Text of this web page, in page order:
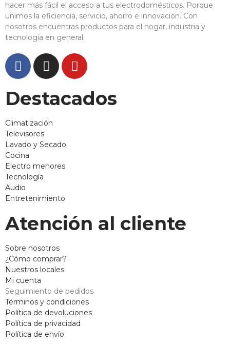
hacer más fácil el acceso a tus electrodomésticos. Porque
unimos la eficiencia, servicio, ahorro e innovación. Con
nosotros encuentras productos para el hogar, industria y
tecnología en general.
Destacados
Climatización
Televisores
Lavado y Secado
Cocina
Electro menores
Tecnología
Audio
Entretenimiento
Atención al cliente
Sobre nosotros
¿Cómo comprar?
Nuestros locales
Mi cuenta
Seguimiento de pedidos
Términos y condiciones
Política de devoluciones
Política de privacidad
Política de envío